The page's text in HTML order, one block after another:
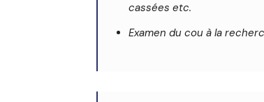
cassées etc.
Examen du cou à la